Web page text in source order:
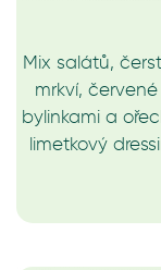
Mix salátů,
mrkví,
bylinkami a
limetkový